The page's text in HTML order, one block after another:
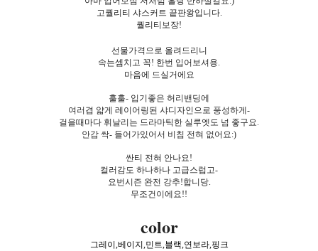
고퀄리티 샤스커트 끝판왕입니다.
퀄리티보장!
선물가격으로 올려드리니
속는셈치고 꼭! 한번 입어보셔용.
마음에 드실거에요
훌훌- 입기좋은 허리밴딩에
여러겹 얇게 레이어링된 샤디자인으로 풍성하게-
걸을때마다 휘날리는 드라마틱한 실루엣도 넘 좋구요.
안감 싹- 들어가있어서 비침 전혀 없어요:)
싼티 전혀 안나요!
컬러감도 하나하나 고급스럽고-
요번시즌 완전 강추!합니당.
무조건이에요!!
color
그레이,베이지,민트,블랙,연보라,핑크